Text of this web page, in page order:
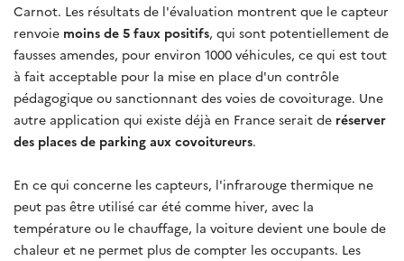
Carnot. Les résultats de l'évaluation montrent que le capteur
renvoie moins de 5 faux positifs, qui sont potentiellement de
fausses amendes, pour environ 1000 véhicules, ce qui est tout
à fait acceptable pour la mise en place d'un contrôle
pédagogique ou sanctionnant des voies de covoiturage. Une
autre application qui existe déjà en France serait de réserver
des places de parking aux covoitureurs.
En ce qui concerne les capteurs, l'infrarouge thermique ne
peut pas être utilisé car été comme hiver, avec la
température ou le chauffage, la voiture devient une boule de
chaleur et ne permet plus de compter les occupants. Les